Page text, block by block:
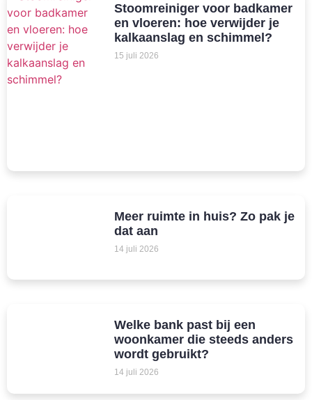
Stoomreiniger voor badkamer
en vloeren: hoe verwijder je
kalkaanslag en schimmel?
15 juli 2026
Meer ruimte in huis? Zo pak je
dat aan
14 juli 2026
Welke bank past bij een
woonkamer die steeds anders
wordt gebruikt?
14 juli 2026